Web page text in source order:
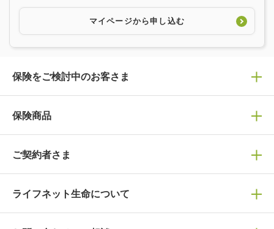
マイページから申し込む
保険をご検討中のお客さま
保険の選び方
保険選びで迷っている方はチェック！
保険の基礎知識や選び方を解説！
保険商品
保険商品一覧
万が一に備える
ご契約者さま
マイページログイン
ライフネット生命について